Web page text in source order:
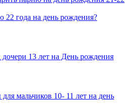
22 года на день рождения?
13 лет на День рождения
мальчиков 10- 11 лет на день